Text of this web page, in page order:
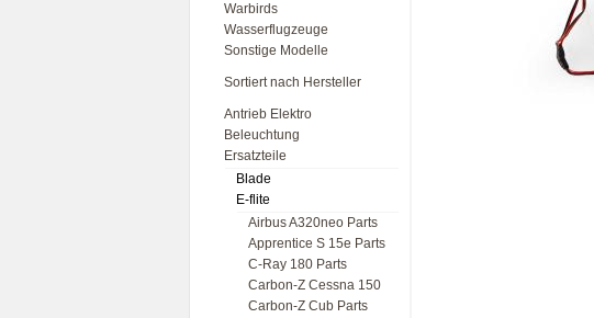
Warbirds
Wasserflugzeuge
Sonstige Modelle
Sortiert nach Hersteller
Antrieb Elektro
Beleuchtung
Ersatzteile
Blade
E-flite
Airbus A320neo Parts
Apprentice S 15e Parts
C-Ray 180 Parts
Carbon-Z Cessna 150
Carbon-Z Cub Parts